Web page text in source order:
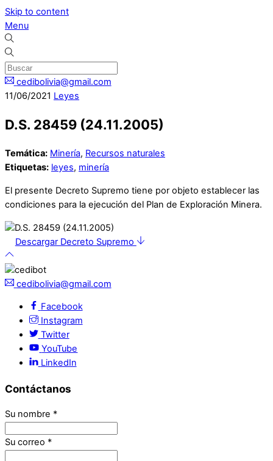
Skip to content
Menu
cedibolivia@gmail.com
11/06/2021 Leyes
D.S. 28459 (24.11.2005)
Temática: Minería, Recursos naturales
Etiquetas: leyes, minería
El presente Decreto Supremo tiene por objeto establecer las
condiciones para la ejecución del Plan de Exploración Minera.
Descargar Decreto Supremo
cedibolivia@gmail.com
Facebook
Instagram
Twitter
YouTube
LinkedIn
Contáctanos
Su nombre *
Su correo *